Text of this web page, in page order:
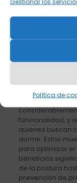
Política de
estructura
una postura
Firmeza
adapte a
blanda o
Los sofás
funcionalidad, y
quienes buscan
dormir. Estos
para optimizar
beneficios
de la postura
prevención de